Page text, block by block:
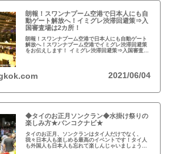
朗報！スワンナプーム空港で日本人にも自
動ゲート解放へ！イミグレ渋滞回避策⇒入
国審査場は2カ所！
朗報！スワンナプーム空港で日本人にも自動ゲート
解放へ！スワンナプーム空港でイミグレ渋滞回避策
をお伝えします！ イミグレ渋滞回避策⇒入国審査場
2021/06/04
◆タイのお正月ソンクラン◆水掛け祭りの
楽しみ方★バンコクナビ★
タイのお正月、ソンクランはタイ人だけでなく、
我々日本人も楽しめる最高のイベントです！タイ人
も外国人も日本人も忘れて楽しんじゃいましょう！